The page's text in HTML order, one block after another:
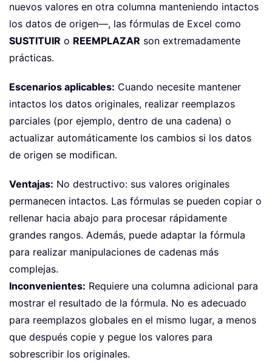
nuevos valores en otra columna manteniendo intactos
los datos de origen—, las fórmulas de Excel como
SUSTITUIR o REEMPLAZAR son extremadamente
prácticas.
Escenarios aplicables: Cuando necesite mantener
intactos los datos originales, realizar reemplazos
parciales (por ejemplo, dentro de una cadena) o
actualizar automáticamente los cambios si los datos
de origen se modifican.
Ventajas: No destructivo: sus valores originales
permanecen intactos. Las fórmulas se pueden copiar o
rellenar hacia abajo para procesar rápidamente
grandes rangos. Además, puede adaptar la fórmula
para realizar manipulaciones de cadenas más
complejas.
Inconvenientes: Requiere una columna adicional para
mostrar el resultado de la fórmula. No es adecuado
para reemplazos globales en el mismo lugar, a menos
que después copie y pegue los valores para
sobrescribir los originales.